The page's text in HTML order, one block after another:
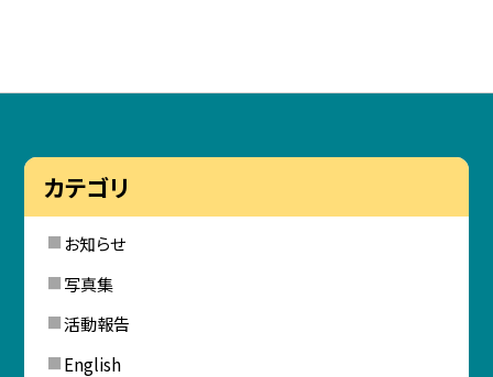
カテゴリ
お知らせ
写真集
活動報告
English